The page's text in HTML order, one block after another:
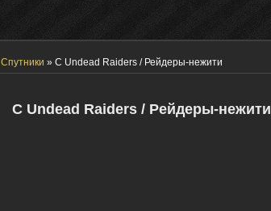
Спутники » C Undead Raiders / Рейдеры-нежити
C Undead Raiders / Рейдеры-нежити